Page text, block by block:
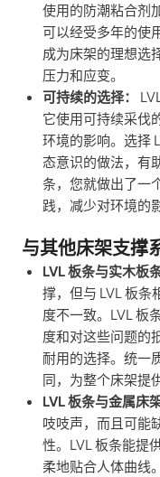
使用的防潮粘合剂
可以经受多年的使
成为床架的理想选
压力和应变。
可持续的选择：
它使用可持续采伐
环境的影响。选择
态意识的做法，有
条，您就做出了一
践，减少对环境的
与其他床架支撑
LVL 板条与实木板条
撑，但与 LVL 板条
度不一致。LVL 板
度和对这些问题的
耐用的选择。统一
同，为整个床架提
LVL 板条与金属床
吱吱声，而且可能
性。LVL 板条能提
柔地贴合人体曲线